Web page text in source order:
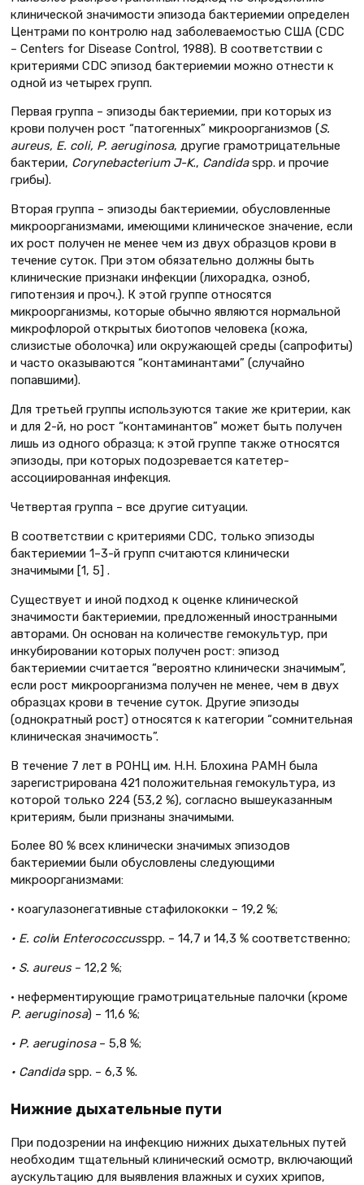
клинической значимости эпизода бактериемии определен
Центрами по контролю над заболеваемостью США (CDC
– Centers for Disease Control, 1988). В соответствии с
критериями CDC эпизод бактериемии можно отнести к
одной из четырех групп.
Первая группа – эпизоды бактериемии, при которых из
крови получен рост “патогенных” микроорганизмов (S.
aureus, E. coli, P. aeruginosa, другие грамотрицательные
бактерии, Corynebacterium J-K., Candidaspp. и прочие
грибы).
Вторая группа – эпизоды бактериемии, обусловленные
микроорганизмами, имеющими клиническое значение, если
их рост получен не менее чем из двух образцов крови в
течение суток. При этом обязательно должны быть
клинические признаки инфекции (лихорадка, озноб,
гипотензия и проч.). К этой группе относятся
микроорганизмы, которые обычно являются нормальной
микрофлорой открытых биотопов человека (кожа,
слизистые оболочка) или окружающей среды (сапрофиты)
и часто оказываются “контаминантами” (случайно
попавшими).
Для третьей группы используются такие же критерии, как
и для 2-й, но рост “контаминантов” может быть получен
лишь из одного образца; к этой группе также относятся
эпизоды, при которых подозревается катетер-
ассоциированная инфекция.
Четвертая группа – все другие ситуации.
В соответствии с критериями CDC, только эпизоды
бактериемии 1–3-й групп считаются клинически
значимыми [1, 5] .
Существует и иной подход к оценке клинической
значимости бактериемии, предложенный иностранными
авторами. Он основан на количестве гемокультур, при
инкубировании которых получен рост: эпизод
бактериемии считается “вероятно клинически значимым”,
если рост микроорганизма получен не менее, чем в двух
образцах крови в течение суток. Другие эпизоды
(однократный рост) относятся к категории “сомнительная
клиническая значимость”.
В течение 7 лет в РОНЦ им. Н.Н. Блохина РАМН была
зарегистрирована 421 положительная гемокультура, из
которой только 224 (53,2 %), согласно вышеуказанным
критериям, были признаны значимыми.
Более 80 % всех клинически значимых эпизодов
бактериемии были обусловлены следующими
микроорганизмами:
• коагулазонегативные стафилококки – 19,2 %;
• E. coliи Enterococcusspp. – 14,7 и 14,3 % соответственно;
• S. aureus – 12,2 %;
• неферментирующие грамотрицательные палочки (кроме
P. aeruginosa) – 11,6 %;
• P. aeruginosa – 5,8 %;
• Candidaspp. – 6,3 %.
Нижние дыхательные пути
При подозрении на инфекцию нижних дыхательных путей
необходим тщательный клинический осмотр, включающий
аускультацию для выявления влажных и сухих хрипов,